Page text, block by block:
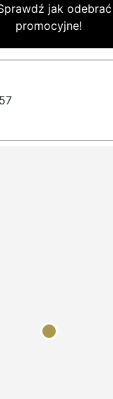
jak odebrać
promocyjne!